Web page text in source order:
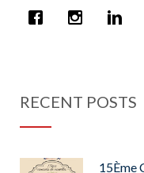
RECENT POSTS
15Ème